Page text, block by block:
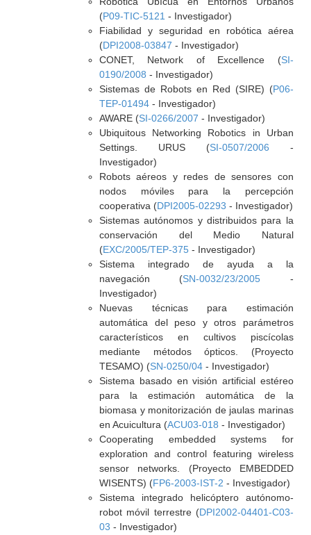
(P09-TIC-5121 - Investigador)
Fiabilidad y seguridad en robótica aérea
(DPI2008-03847 - Investigador)
CONET, Network of Excellence (SI-
0190/2008 - Investigador)
Sistemas de Robots en Red (SIRE) (P06-
TEP-01494- Investigador)
AWARE (SI-0266/2007 - Investigador)
Ubiquitous Networking Robotics in Urban
Settings. URUS (SI-0507/2006 -
Investigador)
Robots aéreos y redes de sensores con
nodos móviles para la percepción
cooperativa (DPI2005-02293 - Investigador)
Sistemas autónomos y distribuidos para la
conservación del Medio Natural
(EXC/2005/TEP-375- Investigador)
Sistema integrado de ayuda a la
navegación (SN-0032/23/2005 -
Investigador)
Nuevas técnicas para estimación
automática del peso y otros parámetros
característicos en cultivos piscícolas
mediante métodos ópticos. (Proyecto
TESAMO) (SN-0250/04- Investigador)
Sistema basado en visión artificial estéreo
para la estimación automática de la
biomasa y monitorización de jaulas marinas
en Acuicultura (ACU03-018 - Investigador)
Cooperating embedded systems for
exploration and control featuring wireless
sensor networks. (Proyecto EMBEDDED
WISENTS) (FP6-2003-IST-2 - Investigador)
Sistema integrado helicóptero autónomo-
robot móvil terrestre (DPI2002-04401-C03-
03 - Investigador)